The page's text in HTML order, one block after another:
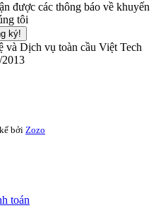
được các thông báo về khuyến
tôi
ký!
Dịch vụ toàn cầu Việt Tech
bởi Zozo
toán